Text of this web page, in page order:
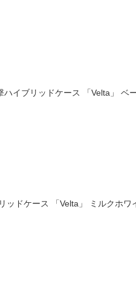
ハイブリッドケース 「Velta」 ベ
ッドケース 「Velta」 ミルクホワ